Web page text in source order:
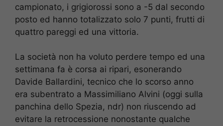
campionato, i grigiorossi sono a -5 dal secondo
posto ed hanno totalizzato solo 7 punti, frutti di
quattro pareggi ed una vittoria.
La società non ha voluto perdere tempo ed una
settimana fa è corsa ai ripari, esonerando
Davide Ballardini, tecnico che lo scorso anno
era subentrato a Massimiliano Alvini (oggi sulla
panchina dello Spezia, ndr) non riuscendo ad
evitare la retrocessione nonostante qualche